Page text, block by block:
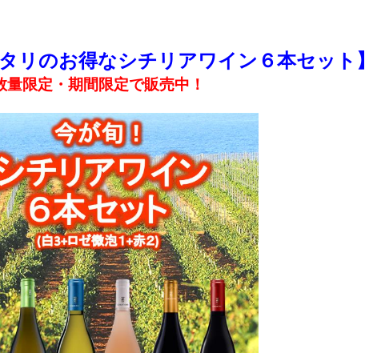
リのお得なシチリアワイン６本セット】
量限定・期間限定で販売中！